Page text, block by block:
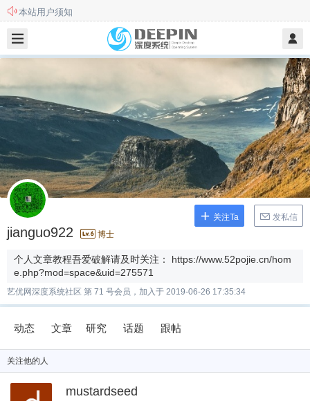
本站用户须知
此站不再更新和维护，欢迎前往新站
jianguo922 博士
个人文章教程吾爱破解请及时关注： https://www.52pojie.cn/hom
e.php?mod=space&uid=275571
艺优网深度系统社区 第 71 号会员，加入于 2019-06-26 17:35:34
关注Ta 发私信
动态 文章 研究 话题 跟帖
关注他的人
mustardseed